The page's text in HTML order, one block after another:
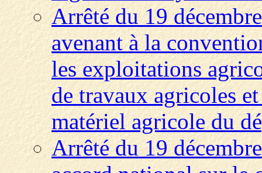
Arrêté du 19
avenant à la
les exploitations
de travaux agricoles
matériel agricole du
Arrêté du 19